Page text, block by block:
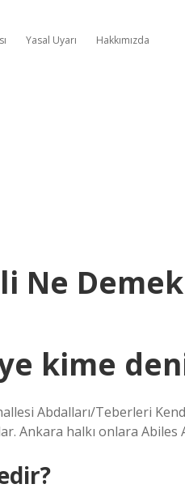
Yasal Uyarı Hakkımızda
Ne Demek
kime
Abdalları/Teberleri
Ankara halkı onlara Abiles